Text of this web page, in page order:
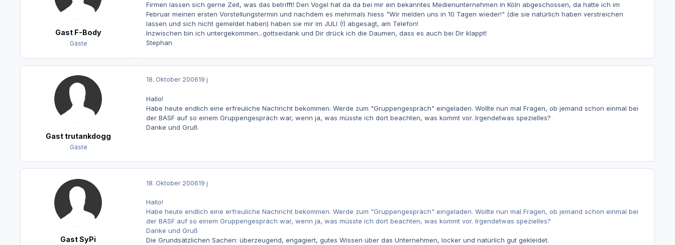
Gast F-Body
Gäste
Firmen lassen sich gerne Zeit, was das betrifft! Den Vogel hat da da bei mir ein bekanntes Medienunternehmen in Köln abgeschossen, da hatte ich im
Februar meinen ersten Vorstellungstermin und nachdem es mehrmals hiess "Wir melden uns in 10 Tagen wieder!" (die sie natürlich haben verstreichen
lassen und sich nicht gemeldet haben) haben sie mir im JULI (!) abgesagt, am Telefon!
Inzwischen bin ich untergekommen...gottseidank und Dir drück ich die Daumen, dass es auch bei Dir klappt!
Stephan
Gast trutankdogg
Gäste
18. Oktober 200619 j
Hallo!
Habe heute endlich eine erfreuliche Nachricht bekommen. Werde zum "Gruppengespräch" eingeladen. Wollte nun mal Fragen, ob jemand schon einmal bei
der BASF auf so einem Gruppengespräch war, wenn ja, was müsste ich dort beachten, was kommt vor. Irgendetwas spezielles?
Danke und Gruß
Gast SyPi
18. Oktober 200619 j
Hallo!
Habe heute endlich eine erfreuliche Nachricht bekommen. Werde zum "Gruppengespräch" eingeladen. Wollte nun mal Fragen, ob jemand schon einmal bei
der BASF auf so einem Gruppengespräch war, wenn ja, was müsste ich dort beachten, was kommt vor. Irgendetwas spezielles?
Danke und Gruß
Die Grundsätzlichen Sachen: überzeugend, engagiert, gutes Wissen über das Unternehmen, locker und natürlich gut gekleidet.